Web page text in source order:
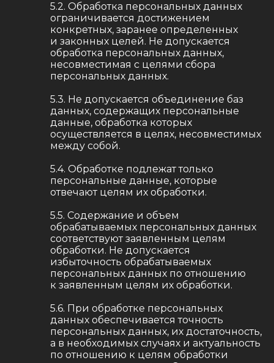
5.2. Обработка персональных данных
ограничивается достижением
конкретных, заранее определенных
и законных целей. Не допускается
обработка персональных данных,
несовместимая с целями сбора
персональных данных.
5.3. Не допускается объединение баз
данных, содержащих персональные
данные, обработка которых
осуществляется в целях, несовместимых
между собой.
5.4. Обработке подлежат только
персональные данные, которые
отвечают целям их обработки.
5.5. Содержание и объем
обрабатываемых персональных данных
соответствуют заявленным целям
обработки. Не допускается
избыточность обрабатываемых
персональных данных по отношению
к заявленным целям их обработки.
5.6. При обработке персональных
данных обеспечивается точность
персональных данных, их достаточность,
а в необходимых случаях и актуальность
по отношению к целям обработки